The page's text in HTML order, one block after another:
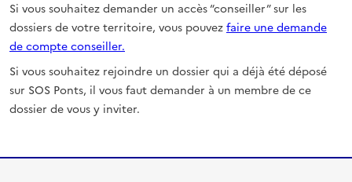
Si vous souhaitez demander un accès “conseiller” sur les
dossiers de votre territoire, vous pouvezfaire une demande
de compte conseiller.
Si vous souhaitez rejoindre un dossier qui a déjà été déposé
sur SOS Ponts, il vous faut demander à un membre de ce
dossier de vous y inviter.